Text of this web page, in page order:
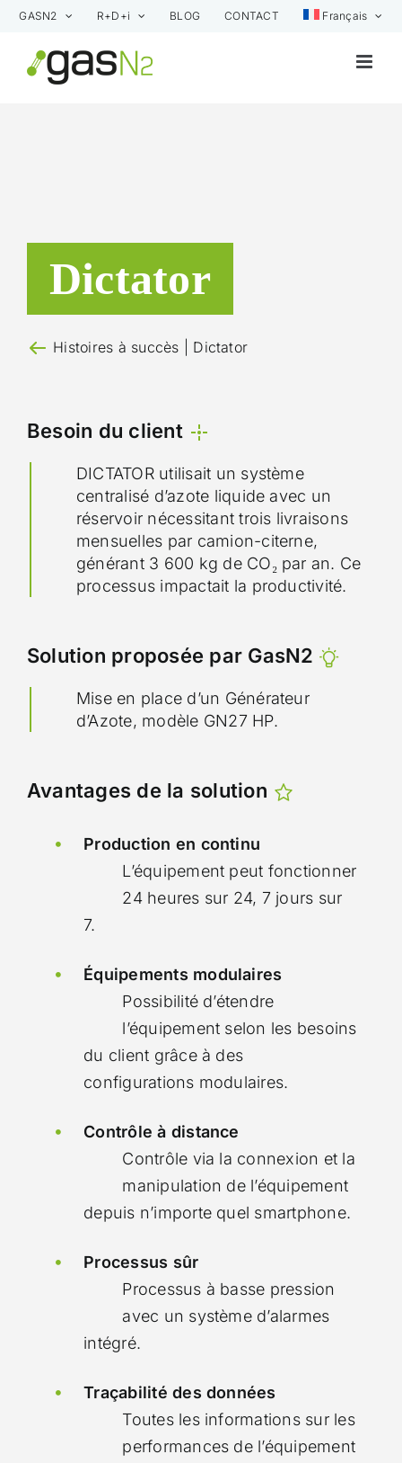
Skip
content
GASN2 R+D+i BLOG CONTACT Français
Dictator
Histoires à succès | Dictator
Besoin du client
DICTATOR utilisait un système
centralisé d’azote liquide avec un
réservoir nécessitant trois livraisons
mensuelles par camion-citerne,
générant 3 600 kg de CO₂ par an. Ce
processus impactait la productivité.
Solution proposée par GasN2
Mise en place d’un Générateur
d’Azote, modèle GN27 HP.
Avantages de la solution
Production en continu
L’équipement peut fonctionner
24 heures sur 24, 7 jours sur
7.
Équipements modulaires
Possibilité d’étendre
l’équipement selon les besoins
du client grâce à des
configurations modulaires.
Contrôle à distance
Contrôle via la connexion et la
manipulation de l’équipement
depuis n’importe quel smartphone.
Processus sûr
Processus à basse pression
avec un système d’alarmes
intégré.
Traçabilité des données
Toutes les informations sur les
performances de l’équipement